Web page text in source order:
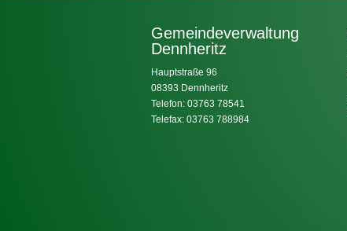
Gemeindeverwaltung
Dennheritz
Hauptstraße 96
08393 Dennheritz
Telefon: 03763 78541
Telefax: 03763 788984